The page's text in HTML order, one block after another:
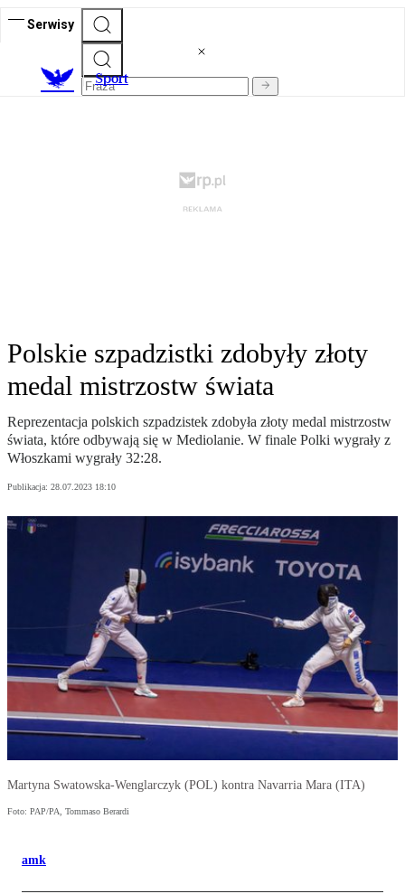
Serwisy
Sport
Polskie szpadzistki zdobyły złoty
medal mistrzostw świata
Reprezentacja polskich szpadzistek zdobyła złoty medal mistrzostw
świata, które odbywają się w Mediolanie. W finale Polki wygrały z
Włoszkami wygrały 32:28.
Publikacja: 28.07.2023 18:10
Martyna Swatowska-Wenglarczyk (POL) kontra Navarria Mara (ITA)
Foto: PAP/PA, Tommaso Berardi
amk